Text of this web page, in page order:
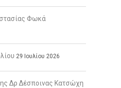
Φωκά
29 Ιουλίου 2026
Δρ Δέσποινας Κατσώχη